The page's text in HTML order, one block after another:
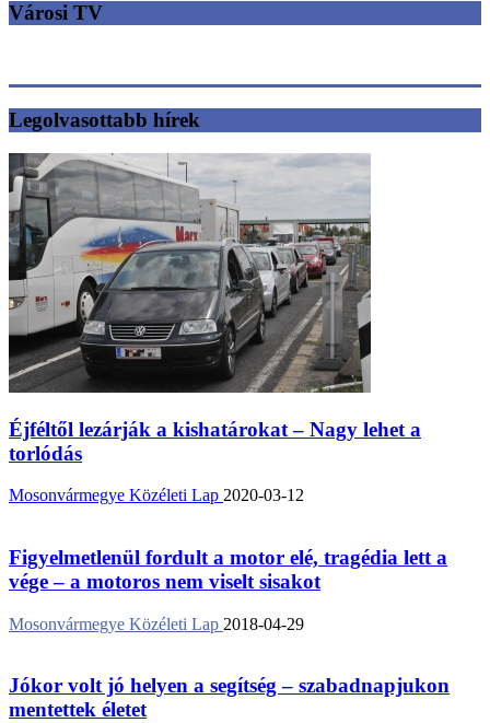
Városi TV
Legolvasottabb hírek
Éjféltől lezárják a kishatárokat – Nagy lehet a
torlódás
Mosonvármegye Közéleti Lap 2020-03-12
Figyelmetlenül fordult a motor elé, tragédia lett a
vége – a motoros nem viselt sisakot
Mosonvármegye Közéleti Lap 2018-04-29
Jókor volt jó helyen a segítség – szabadnapjukon
mentettek életet